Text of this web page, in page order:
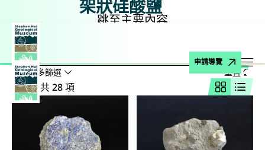
跳至主要內容
申請導覽
打
架狀硅酸鹽
架狀硅酸鹽
搜尋名稱、公式、地點
搜尋
顯示較多篩選
重置
結果：共 28 項
網格視圖
列表